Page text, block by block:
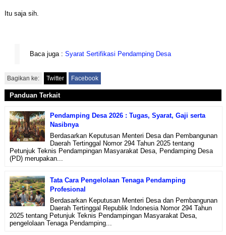
Itu saja sih.
Baca juga : Syarat Sertifikasi Pendamping Desa
Bagikan ke: Twitter Facebook
Panduan Terkait
Pendamping Desa 2026 : Tugas, Syarat, Gaji serta
Nasibnya
Berdasarkan Keputusan Menteri Desa dan Pembangunan
Daerah Tertinggal Nomor 294 Tahun 2025 tentang
Petunjuk Teknis Pendampingan Masyarakat Desa, Pendamping Desa
(PD) merupakan...
Tata Cara Pengelolaan Tenaga Pendamping
Profesional
Berdasarkan Keputusan Menteri Desa dan Pembangunan
Daerah Tertinggal Republik Indonesia Nomor 294 Tahun
2025 tentang Petunjuk Teknis Pendampingan Masyarakat Desa,
pengelolaan Tenaga Pendamping...